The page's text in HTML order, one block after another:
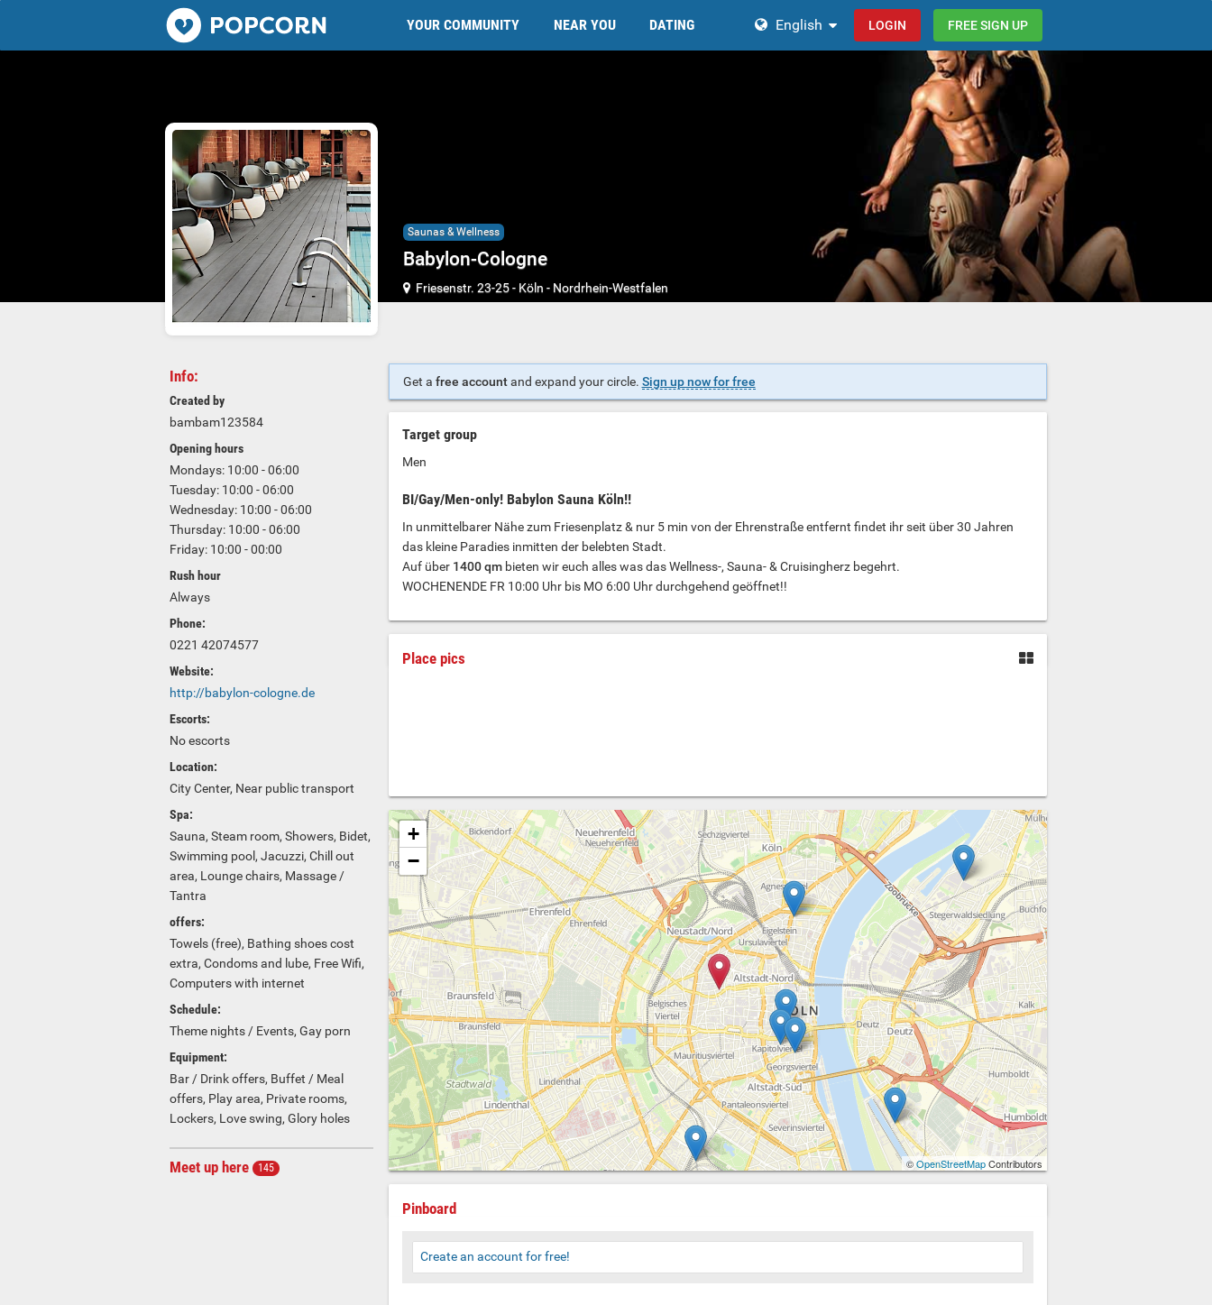
Popcorn.dating YOUR COMMUNITY NEAR YOU DATING English LOGIN FREE SIGN UP
Saunas & Wellness
Babylon-Cologne
Friesenstr. 23-25- Köln - Nordrhein-Westfalen
Info:
Created by
bambam123584
Opening hours
Mondays: 10:00 - 06:00
Tuesday: 10:00 - 06:00
Wednesday: 10:00 - 06:00
Thursday: 10:00 - 06:00
Friday: 10:00 - 00:00
Rush hour
Always
Phone:
0221 42074577
Website:
http://babylon-cologne.de
Escorts:
No escorts
Location:
City Center, Near public transport
Spa:
Sauna, Steam room, Showers, Bidet,
Swimming pool, Jacuzzi, Chill out
area, Lounge chairs, Massage /
Tantra
offers:
Towels (free), Bathing shoes cost
extra, Condoms and lube, Free Wifi,
Computers with internet
Schedule:
Theme nights / Events, Gay porn
Equipment:
Bar / Drink offers, Buffet / Meal
offers, Play area, Private rooms,
Lockers, Love swing, Glory holes
Meet up here 145
Get a free accountand expand your circle. Sign up now for free
Target group
Men
BI/Gay/Men-only! Babylon Sauna Köln!!
In unmittelbarer Nähe zum Friesenplatz & nur 5 min von der Ehrenstraße entfernt findet ihr seit über 30 Jahren
das kleine Paradies inmitten der belebten Stadt.
Auf über 1400 qmbieten wir euch alles was das Wellness-, Sauna- & Cruisingherz begehrt.
WOCHENENDE FR 10:00 Uhr bis MO 6:00 Uhr durchgehend geöffnet!!
Place pics
+
−
©OpenStreetMapContributors
Pinboard
Create an account for free!